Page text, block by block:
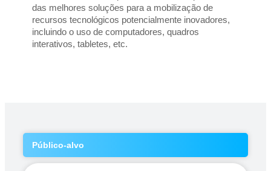
das melhores soluções para a mobilização de
recursos tecnológicos potencialmente inovadores,
incluindo o uso de computadores, quadros
interativos, tabletes, etc.
Público-alvo